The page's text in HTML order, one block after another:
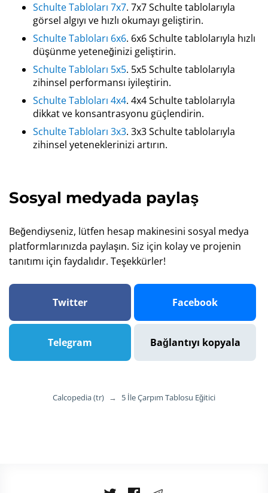
Schulte Tabloları 7x7. 7x7 Schulte tablolarıyla
görsel algıyı ve hızlı okumayı geliştirin.
Schulte Tabloları 6x6. 6x6 Schulte tablolarıyla hızlı
düşünme yeteneğinizi geliştirin.
Schulte Tabloları 5x5. 5x5 Schulte tablolarıyla
zihinsel performansı iyileştirin.
Schulte Tabloları 4x4. 4x4 Schulte tablolarıyla
dikkat ve konsantrasyonu güçlendirin.
Schulte Tabloları 3x3. 3x3 Schulte tablolarıyla
zihinsel yeteneklerinizi artırın.
Sosyal medyada paylaş
Beğendiyseniz, lütfen hesap makinesini sosyal medya
platformlarınızda paylaşın. Siz için kolay ve projenin
tanıtımı için faydalıdır. Teşekkürler!
Twitter Facebook
Telegram Bağlantıyı kopyala
Calcopedia (tr) → 5 İle Çarpım Tablosu Eğitici